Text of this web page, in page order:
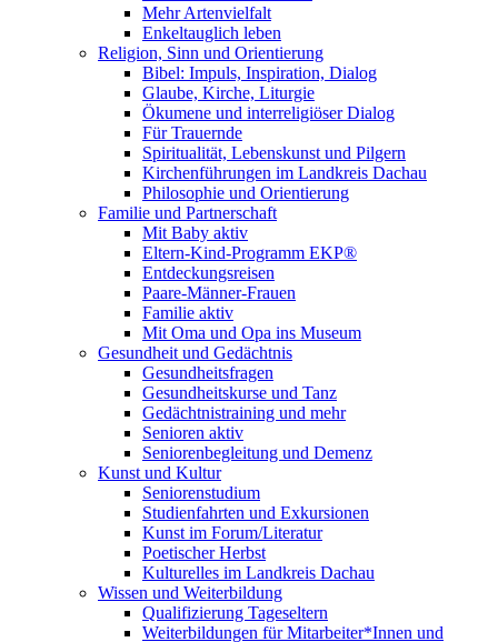
Mehr Artenvielfalt
Enkeltauglich leben
Religion, Sinn und Orientierung
Bibel: Impuls, Inspiration, Dialog
Glaube, Kirche, Liturgie
Ökumene und interreligiöser Dialog
Für Trauernde
Spiritualität, Lebenskunst und Pilgern
Kirchenführungen im Landkreis Dachau
Philosophie und Orientierung
Familie und Partnerschaft
Mit Baby aktiv
Eltern-Kind-Programm EKP®
Entdeckungsreisen
Paare-Männer-Frauen
Familie aktiv
Mit Oma und Opa ins Museum
Gesundheit und Gedächtnis
Gesundheitsfragen
Gesundheitskurse und Tanz
Gedächtnistraining und mehr
Senioren aktiv
Seniorenbegleitung und Demenz
Kunst und Kultur
Seniorenstudium
Studienfahrten und Exkursionen
Kunst im Forum/Literatur
Poetischer Herbst
Kulturelles im Landkreis Dachau
Wissen und Weiterbildung
Qualifizierung Tageseltern
Weiterbildungen für Mitarbeiter*Innen und